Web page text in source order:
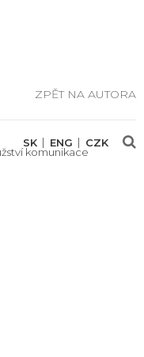
SK ENG CZK
ZPĚT NA AUTORA